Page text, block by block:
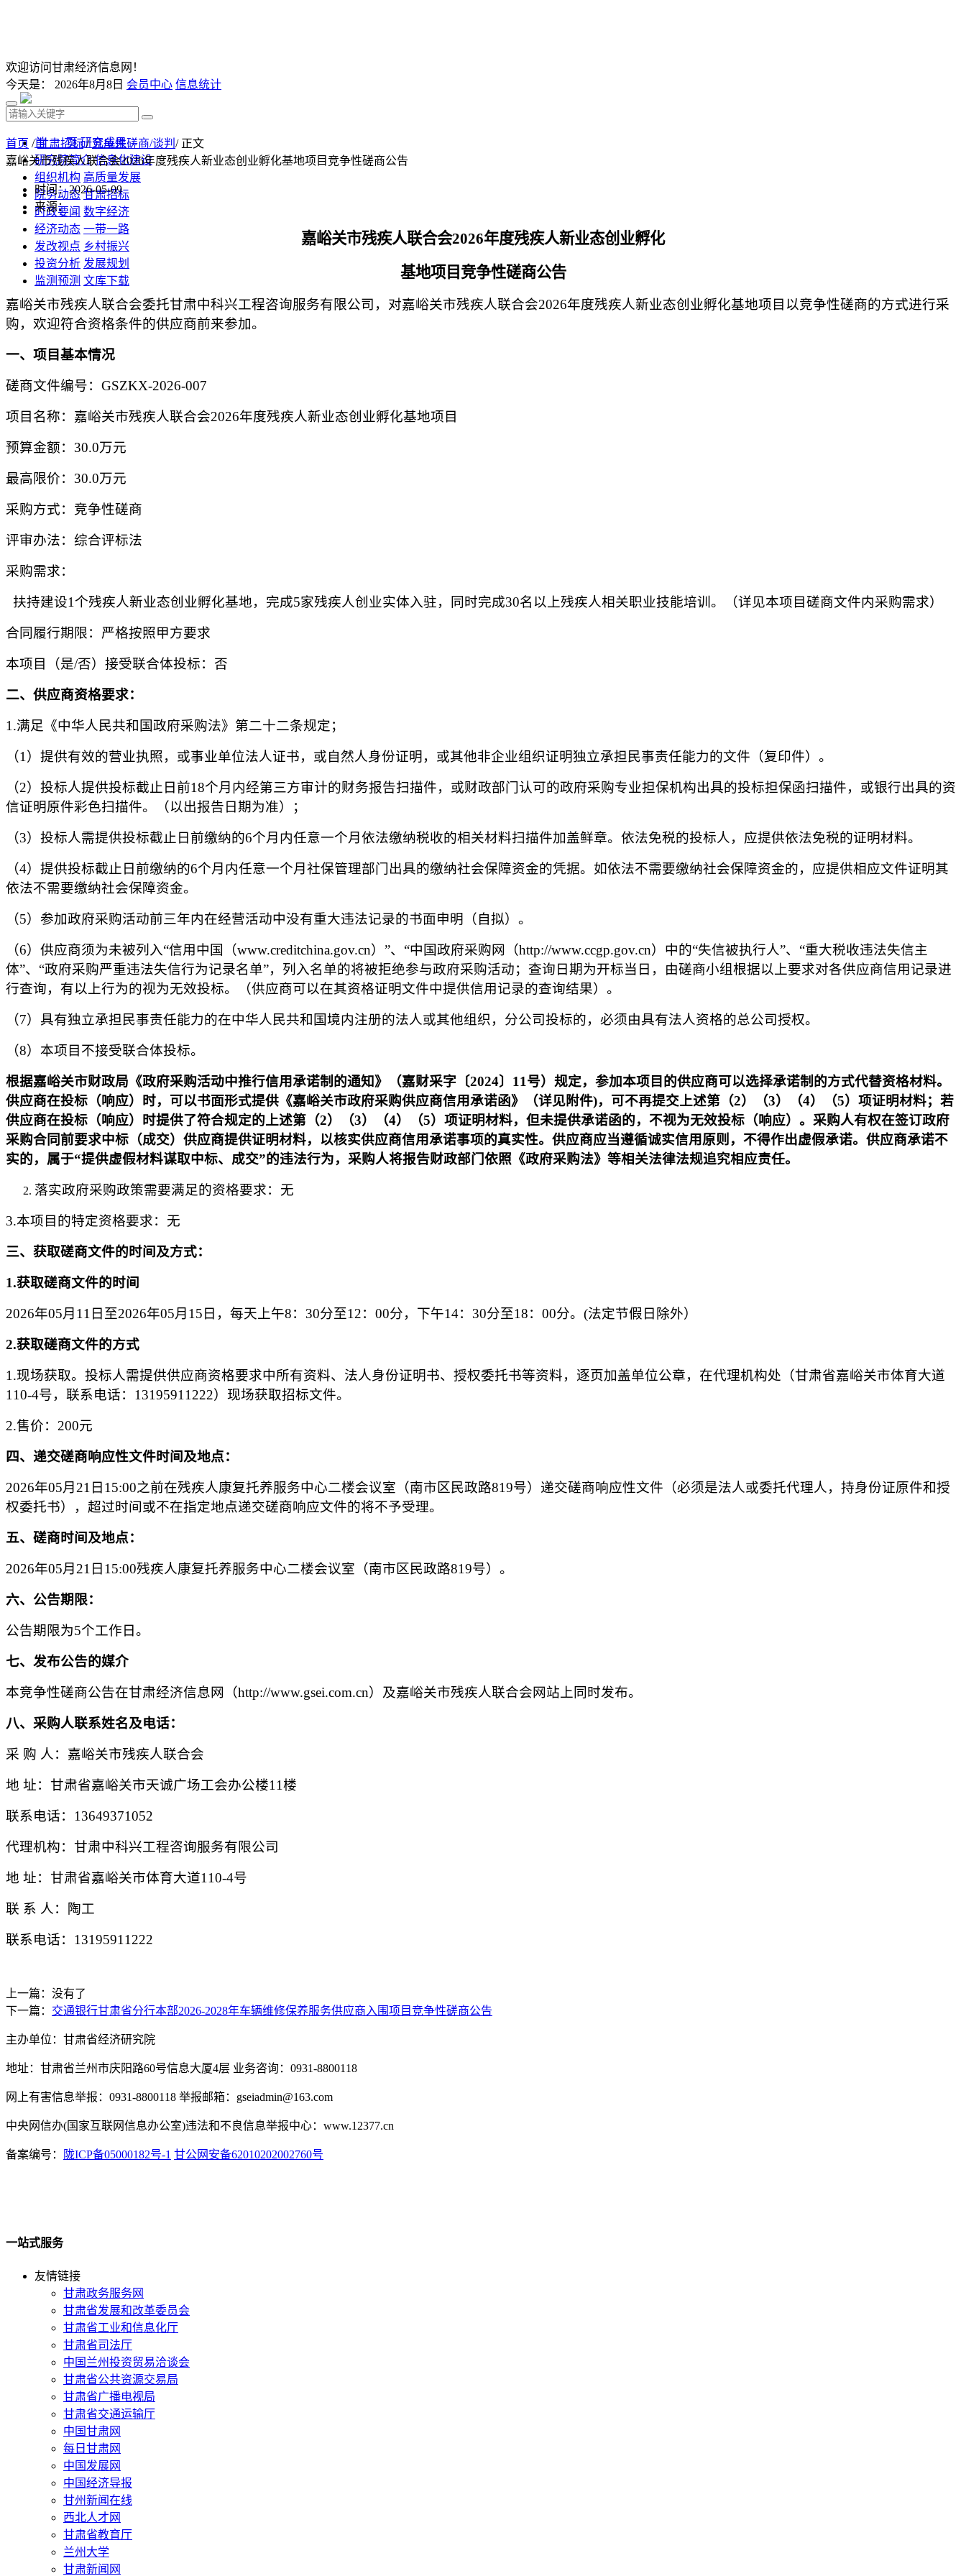
欢迎访问甘肃经济信息网！
今天是： 2026年8月8日 会员中心 信息统计
首 页 研究成果
研究院简介 信息化建设
组织机构 高质量发展
院务动态 甘肃招标
时政要闻 数字经济
经济动态 一带一路
发改视点 乡村振兴
投资分析 发展规划
监测预测 文库下载
首页 /甘肃招标/竞争性磋商/谈判 / 正文
嘉峪关市残疾人联合会2026年度残疾人新业态创业孵化基地项目竞争性磋商公告
时间：2026-05-09
来源：
嘉峪关市残疾人联合会2026年度残疾人新业态创业孵化
基地项目 竞争性磋商公告
嘉峪关市残疾人联合会委托甘肃中科兴工程咨询服务有限公司 ， 对嘉峪关市残疾人联合会2026年度残疾人新业态创业孵化基地项目 以竞争性磋商的方式进行采
购，欢迎符合资格条件的供应商前来参加。
一、项目基本情况
磋商文件编号： GSZKX-2026-007
项目名称：嘉峪关市残疾人联合会2026年度残疾人新业态创业孵化基地项目
预算金额： 30.0万元
最高限价： 30.0万元
采购方式：竞争性磋商
评审办法： 综合评标法
采购需求：
扶持建设1个残疾人新业态创业孵化基地，完成5家残疾人创业实体入驻，同时完成30名以上残疾人相关职业技能培训。（详见本项目磋商文件内采购需求）
合同履行期限：严格按照甲方要求
本项目（是/否）接受联合体投标：否
二、供应商资格要求：
1.满足《中华人民共和国政府采购法》第二十二条规定；
（1）提供有效的营业执照，或事业单位法人证书，或自然人身份证明，或其他非企业组织证明独立承担民事责任能力的文件（复印件）。
（2）投标人提供投标截止日前18个月内经第三方审计的财务报告扫描件，或财政部门认可的政府采购专业担保机构出具的投标担保函扫描件，或银行出具的资
信证明原件彩色扫描件。（以出报告日期为准）；
（3）投标人需提供投标截止日前缴纳的6个月内任意一个月依法缴纳税收的相关材料扫描件加盖鲜章。依法免税的投标人，应提供依法免税的证明材料。
（4）提供投标截止日前缴纳的6个月内任意一个月社保管理部门出具的缴纳社会保障资金的凭据。如依法不需要缴纳社会保障资金的，应提供相应文件证明其
依法不需要缴纳社会保障资金。
（5）参加政府采购活动前三年内在经营活动中没有重大违法记录的书面申明（自拟）。
（6）供应商须为未被列入“信用中国（www.creditchina.gov.cn）”、“中国政府采购网（http://www.ccgp.gov.cn）中的“失信被执行人”、“重大税收违法失信主
体”、“政府采购严重违法失信行为记录名单”，列入名单的将被拒绝参与政府采购活动；查询日期为开标当日，由磋商小组根据以上要求对各供应商信用记录进
行查询，有以上行为的视为无效投标。（供应商可以在其资格证明文件中提供信用记录的查询结果）。
（7）具有独立承担民事责任能力的在中华人民共和国境内注册的法人或其他组织，分公司投标的，必须由具有法人资格的总公司授权。
（8）本项目不接受联合体投标。
根据嘉峪关市财政局《政府采购活动中推行信用承诺制的通知》（嘉财采字〔2024〕11号）规定，参加本项目的供应商可以选择承诺制的方式代替资格材料。
供应商在投标（响应）时，可以书面形式提供《嘉峪关市政府采购供应商信用承诺函》（详见附件)，可不再提交上述第（2）（3）（4）（5）项证明材料；若
供应商在投标（响应）时提供了符合规定的上述第（2）（3）（4）（5）项证明材料，但未提供承诺函的，不视为无效投标（响应）。采购人有权在签订政府
采购合同前要求中标（成交）供应商提供证明材料，以核实供应商信用承诺事项的真实性。供应商应当遵循诚实信用原则，不得作出虚假承诺。供应商承诺不
实的，属于“提供虚假材料谋取中标、成交”的违法行为，采购人将报告财政部门依照《政府采购法》等相关法律法规追究相应责任。
落实政府采购政策需要满足的资格要求：无
3.本项目的特定资格要求：无
三、获取磋商文件的时间及方式：
1.获取磋商文件的时间
2026年05月11日至2026年05月15日，每天上午8：30分至12：00分，下午14：30分至18：00分。(法定节假日除外）
2.获取磋商文件的方式
1.现场获取。投标人需提供供应商资格要求中所有资料、法人身份证明书、授权委托书等资料，逐页加盖单位公章，在代理机构处（甘肃省嘉峪关市体育大道
110-4号，联系电话： 13195911222）现场获取招标文件。
2.售价：200元
四、递交磋商响应性文件时间及地点：
2026年05月21日15:00之前在残疾人康复托养服务中心二楼会议室（南市区民政路819号）递交磋商响应性文件（必须是法人或委托代理人，持身份证原件和授
权委托书），超过时间或不在指定地点递交磋商响应文件的将不予受理。
五、磋商时间及地点：
2026年05月21日15:00残疾人康复托养服务中心二楼会议室（南市区民政路819号）。
六、公告期限：
公告期限为5个工作日。
七、发布公告的媒介
本竞争性磋商公告在甘肃经济信息网（http://www.gsei.com.cn）及嘉峪关市残疾人联合会网站上同时发布。
八、采购人联系姓名及电话：
采 购 人： 嘉峪关市残疾人联合会
地 址： 甘肃省嘉峪关市天诚广场工会办公楼11楼
联系电话： 13649371052
代理机构： 甘肃中科兴工程咨询服务有限公司
地 址： 甘肃省嘉峪关市体育大道110-4号
联 系 人： 陶工
联系电话： 13195911222
上一篇：没有了
下一篇： 交通银行甘肃省分行本部2026-2028年车辆维修保养服务供应商入围项目竞争性磋商公告
主办单位：甘肃省经济研究院
地址：甘肃省兰州市庆阳路60号信息大厦4层 业务咨询：0931-8800118
网上有害信息举报：0931-8800118 举报邮箱：gseiadmin@163.com
中央网信办(国家互联网信息办公室)违法和不良信息举报中心：www.12377.cn
备案编号： 陇ICP备05000182号-1 甘公网安备62010202002760号
一站式服务
友情链接
甘肃政务服务网
甘肃省发展和改革委员会
甘肃省工业和信息化厅
甘肃省司法厅
中国兰州投资贸易洽谈会
甘肃省公共资源交易局
甘肃省广播电视局
甘肃省交通运输厅
中国甘肃网
每日甘肃网
中国发展网
中国经济导报
甘州新闻在线
西北人才网
甘肃省教育厅
兰州大学
甘肃新闻网